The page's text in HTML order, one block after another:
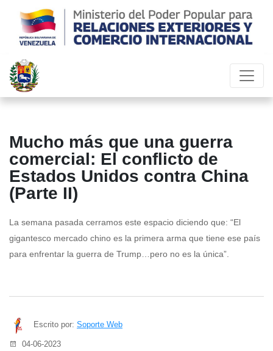
Mucho más que una guerra
comercial: El conflicto de
Estados Unidos contra China
(Parte II)
La semana pasada cerramos este espacio diciendo que: “El
gigantesco mercado chino es la primera arma que tiene ese país
para enfrentar la guerra de Trump…pero no es la única”.
Escrito por: Soporte Web
04-06-2023